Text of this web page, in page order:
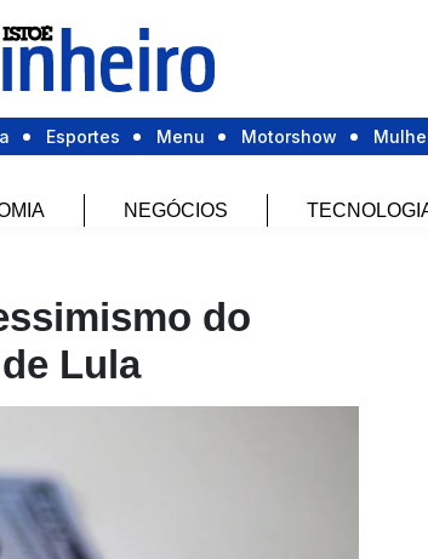
Esportes Menu Motorshow
NEGÓCIOS
do
Lula